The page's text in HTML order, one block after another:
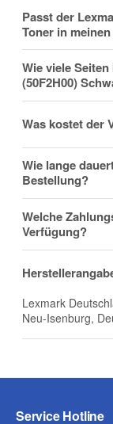
Nachname
Firma
Passt der
Toner in
Wie viele
(50F2H00)
Was kostet der
Wie lange
Bestellung?
Welche
Verfügung?
Lexmark
Neu-Isenburg,
Service Hotline